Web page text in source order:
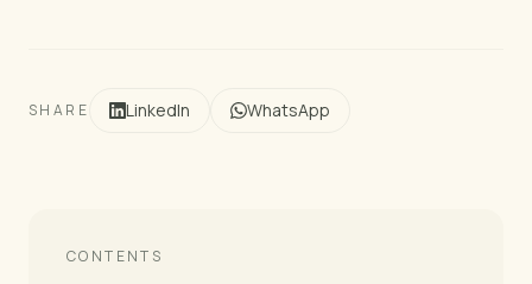
SHARE LinkedIn WhatsApp
CONTENTS